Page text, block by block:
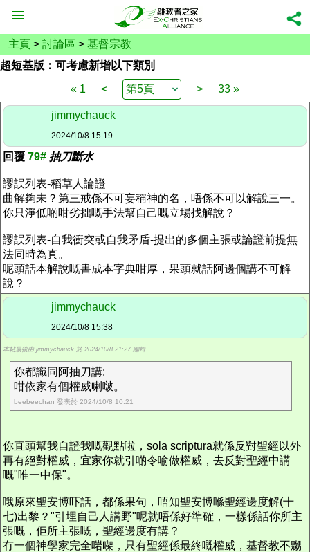
主頁 > 討論區 > 基督宗教
超短基版：可考慮新增以下類別
« 1
< > 33 »
jimmychauck
2024/10/8 15:19
回覆 79# 抽刀斷水
謬誤列表-稻草人論證
曲解夠未？第三戒係不可妄稱神的名，唔係不可以解說三一。
你只淨低啲咁劣拙嘅手法幫自己嘅立場找解說？
謬誤列表-自我衝突或自我矛盾-提出的多個主張或論證前提無
法同時為真。
呢頭話本解說嘅書成本字典咁厚，果頭就話阿邊個講不可解
說？
jimmychauck
2024/10/8 15:38
本帖最後由 jimmychauck 於 2024/10/8 21:27 編輯
你都識同阿抽刀講:
咁依家有個權威喇啵。
beebeechan 發表於 2024/10/8 10:21
你直頭幫我自證我嘅觀點啦，sola scriptura就係反對聖經以外
再有絕對權威，宜家你就引啲令喻做權威，去反對聖經中講
嘅"唯一中保"。
哦原來聖安博吓話，都係果句，唔知聖安博喺聖經邊度解(十
七)出黎？"引埋自己人講野"呢就唔係好準確，一樣係話你所主
張嘅，佢所主張嘅，聖經邊度有講？
冇一個神學家完全啱㗎，只有聖經係最終嘅權威，基督教不嬲